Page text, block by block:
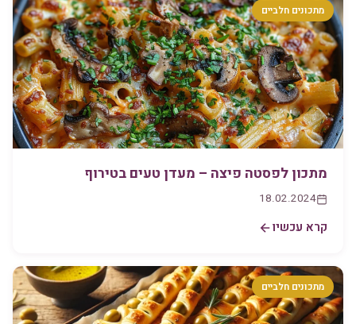
מתכונים חלביים
מתכון לפסטה פיצה – מעדן טעים בטירוף
18.02.2024
קרא עכשיו
מתכונים חלביים